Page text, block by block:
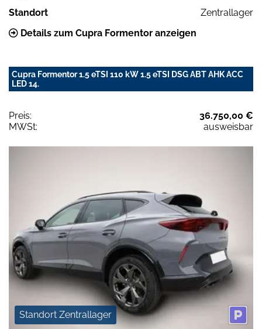
Standort
Zentrallager
Details zum Cupra Formentor anzeigen
Cupra Formentor 1.5 eTSI 110 kW 1.5 eTSI DSG ABT AHK ACC
LED 14.
Preis:
36.750,00 €
MWSt:
ausweisbar
Standort Zentrallager